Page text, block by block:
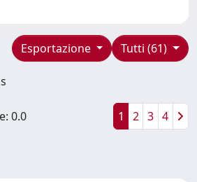
Tutti (61)
Esportazione
0.0
1 2 3 4